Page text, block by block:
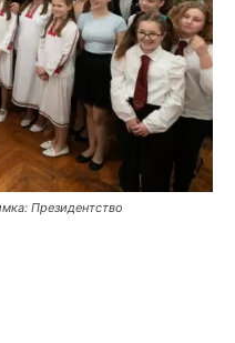
Президентство